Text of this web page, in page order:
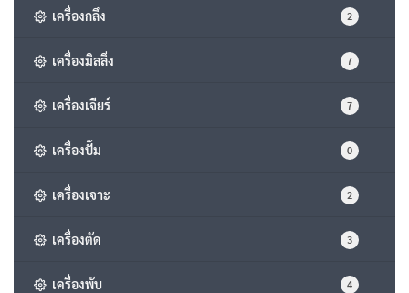
เครื่องกลึง 2
เครื่องมิลลิ่ง 7
เครื่องเจียร์ 7
เครื่องปั๊ม 0
เครื่องเจาะ 2
เครื่องตัด 3
เครื่องพับ 4